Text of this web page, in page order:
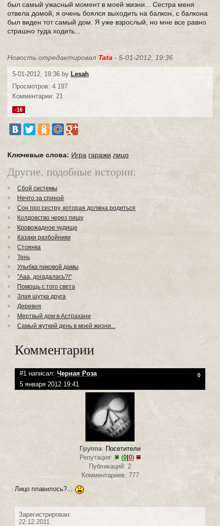
был самый ужасный момент в моей жизни... Сестра меня
отвела домой, я очень боялся выходить на балкон, с балкона
был виден тот самый дом. Я уже взрослый, но мне все равно
страшно туда ходить...
Новость отредактировал Tata - 5-01-2012, 19:36
5-01-2012, 19:36 by Lesah
Просмотров: 4 197
Комментарии: 21
-16
Ключевые слова: Игра гаражи лицо
Другие, подобные истории:
Сбой системы
Нечто за спиной
Сон про сестру, которая должна родиться
Колдовство через пищу
Кровожадное чудище
Казаки разбойники
Стоянка
Тень
Улыбка пиковой дамы
"Ааа, догадалась?!"
Помощь с того света
Злая шутка друга
Деревня
Мертвый дом в Астрахани
Самый жуткий день в моей жизни...
Комментарии
#1 написал: Черная Роза 0
5 января 2012 19:41
Группа: Посетители
Репутация:
(0| 0)
Публикаций: 2
Комментариев: 777
Лицо плавилось?...
Зарегистрирован:
22.12.2011